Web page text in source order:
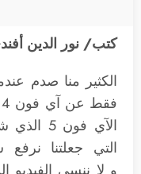
كتب/ نور الدين
الكثير منا صدم
الآي
التي جعلتنا